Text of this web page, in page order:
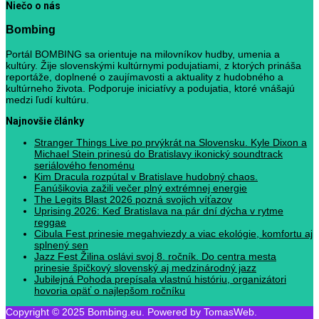
Niečo o nás
Bombing
Portál BOMBING sa orientuje na milovníkov hudby, umenia a
kultúry. Žije slovenskými kultúrnymi podujatiami, z ktorých prináša
reportáže, doplnené o zaujímavosti a aktuality z hudobného a
kultúrneho života. Podporuje iniciatívy a podujatia, ktoré vnášajú
medzi ľudí kultúru.
Najnovšie články
Stranger Things Live po prvýkrát na Slovensku. Kyle Dixon a
Michael Stein prinesú do Bratislavy ikonický soundtrack
seriálového fenoménu
Kim Dracula rozpútal v Bratislave hudobný chaos.
Fanúšikovia zažili večer plný extrémnej energie
The Legits Blast 2026 pozná svojich víťazov
Uprising 2026: Keď Bratislava na pár dní dýcha v rytme
reggae
Cibula Fest prinesie megahviezdy a viac ekológie, komfortu aj
splnený sen
Jazz Fest Žilina oslávi svoj 8. ročník. Do centra mesta
prinesie špičkový slovenský aj medzinárodný jazz
Jubilejná Pohoda prepísala vlastnú históriu, organizátori
hovoria opäť o najlepšom ročníku
Copyright © 2025 Bombing.eu. Powered by TomasWeb.